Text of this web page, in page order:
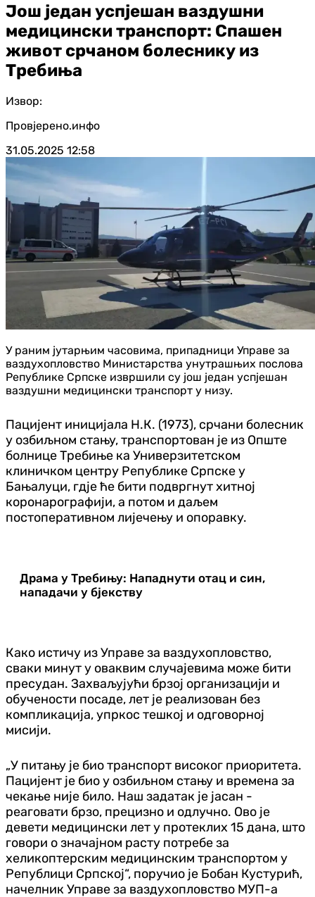
Још један успјешан ваздушни
медицински транспорт: Спашен
живот срчаном болеснику из
Требиња
Извор:
Провјерено.инфо
31.05.2025 12:58
У раним јутарњим часовима, припадници Управе за
ваздухопловство Министарства унутрашњих послова
Републике Српске извршили су још један успјешан
ваздушни медицински транспорт у низу.
Пацијент иницијала Н.К. (1973), срчани болесник
у озбиљном стању, транспортован је из Опште
болнице Требиње ка Универзитетском
клиничком центру Републике Српске у
Бањалуци, гдје ће бити подвргнут хитној
коронарографији, а потом и даљем
постоперативном лијечењу и опоравку.
Драма у Требињу: Нападнути отац и син,
нападачи у бјекству
Како истичу из Управе за ваздухопловство,
сваки минут у оваквим случајевима може бити
пресудан. Захваљујући брзој организацији и
обучености посаде, лет је реализован без
компликација, упркос тешкој и одговорној
мисији.
„У питању је био транспорт високог приоритета.
Пацијент је био у озбиљном стању и времена за
чекање није било. Наш задатак је јасан -
реаговати брзо, прецизно и одлучно. Ово је
девети медицински лет у протеклих 15 дана, што
говори о значајном расту потребе за
хеликоптерским медицинским транспортом у
Републици Српској“, поручио је Бобан Кустурић,
начелник Управе за ваздухопловство МУП-а